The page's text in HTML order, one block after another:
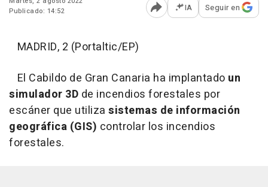
Publicado: 14:52
Abrir opciones para
IA Seguir en
MADRID, 2 (Portaltic/EP)
El Cabildo de Gran Canaria ha implantado un
simulador 3D de incendios forestales por
escáner que utiliza sistemas de información
geográfica (GIS) controlar los incendios
forestales.